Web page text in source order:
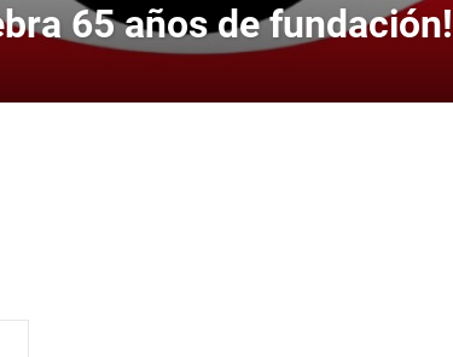
65 años de fundación!